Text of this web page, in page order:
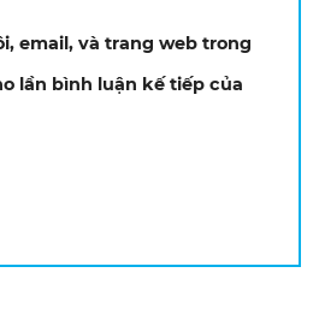
email, và trang web trong
lần bình luận kế tiếp của